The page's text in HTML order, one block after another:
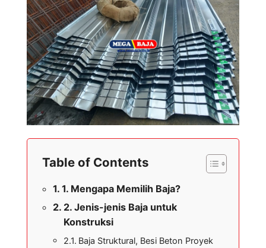
Table of Contents
1. Mengapa Memilih Baja?
2. Jenis-jenis Baja untuk
Konstruksi
Baja Struktural, Besi Beton Proyek